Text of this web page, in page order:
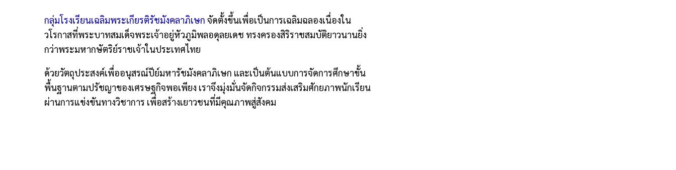
กลุ่มโรงเรียนเฉลิมพระเกียรติรัชมังคลาภิเษก จัดตั้งขึ้นเพื่อเป็นการเฉลิมฉลองเนื่องใน
วโรกาสที่พระบาทสมเด็จพระเจ้าอยู่หัวภูมิพลอดุลยเดช ทรงครองสิริราชสมบัติยาวนานยิ่ง
กว่าพระมหากษัตริย์ราชเจ้าในประเทศไทย
ด้วยวัตถุประสงค์เพื่ออนุสรณ์ปีย์มหารัชมังคลาภิเษก และเป็นต้นแบบการจัดการศึกษาขั้น
พื้นฐานตามปรัชญาของเศรษฐกิจพอเพียง เราจึงมุ่งมั่นจัดกิจกรรมส่งเสริมศักยภาพนักเรียน
ผ่านการแข่งขันทางวิชาการ เพื่อสร้างเยาวชนที่มีคุณภาพสู่สังคม